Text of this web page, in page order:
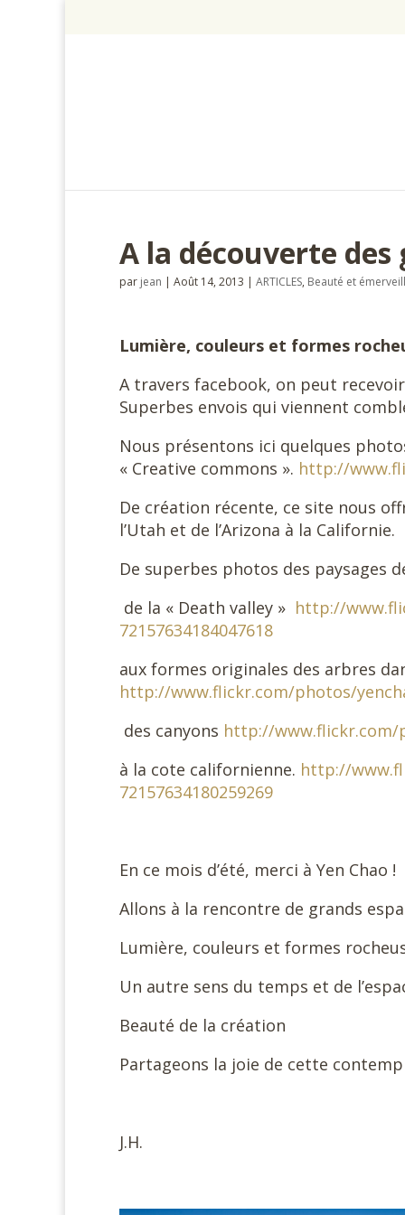
A la découverte des
par jean | Août 14, 2013 | ARTICLES, Beauté et
Lumière, couleurs et formes
A travers facebook, on peut
Superbes envois qui viennent
Nous présentons ici quelques
« Creative commons ». http://
De création récente, ce site nous
l’Utah et de l’Arizona à la Californie.
De superbes photos des paysages
de la « Death valley » http://
72157634184047618
aux formes originales des arbres
http://www.flickr.com/photos/
des canyons http://www.flickr.com/
à la cote californienne. http://
72157634180259269
En ce mois d’été, merci à Yen Chao !
Allons à la rencontre de grands
Lumière, couleurs et formes
Un autre sens du temps et de
Beauté de la création
Partageons la joie de cette
J.H.